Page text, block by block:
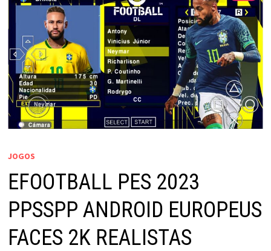
JOGOS
EFOOTBALL PES 2023
PPSSPP ANDROID EUROPEUS
FACES 2K REALISTAS